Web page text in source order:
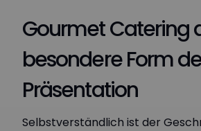
Gourmet Catering
besondere Form
Präsentation
Selbstverständlich ist der